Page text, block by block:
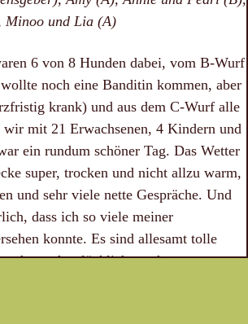
und Lia (A)
6 von 8 Hunden dabei, vom B-Wurf
noch eine Banditin kommen, aber
krank) und aus dem C-Wurf alle
wir mit 21 Erwachsenen, 4 Kindern und
ein rundum schöner Tag. Das Wetter
super, trocken und nicht allzu warm,
und sehr viele nette Gespräche. Und
dass ich so viele meiner
konnte. Es sind allesamt tolle
sehr glücklich machen.